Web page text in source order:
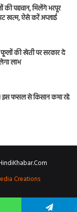
की पहचान, मिलेंगे भरपूर
खत्म, ऐसे करें अप्लाई
की खेती पर सरकार दे
लाभ
इस फसल से किसान कमा रहे
Creations